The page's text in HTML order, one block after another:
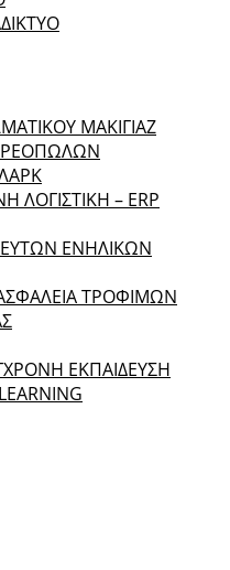
ΜΑΚΙΓΙΑΖ
– ERP
ΕΝΗΛΙΚΩΝ
ΑΣΦΑΛΕΙΑ ΤΡΟΦΙΜΩΝ
ΕΚΠΑΙΔΕΥΣΗ